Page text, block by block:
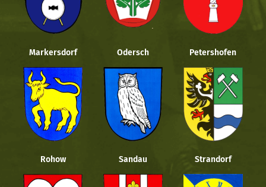
Markersdorf Odersch Petershofen
Rohow Sandau Strandorf